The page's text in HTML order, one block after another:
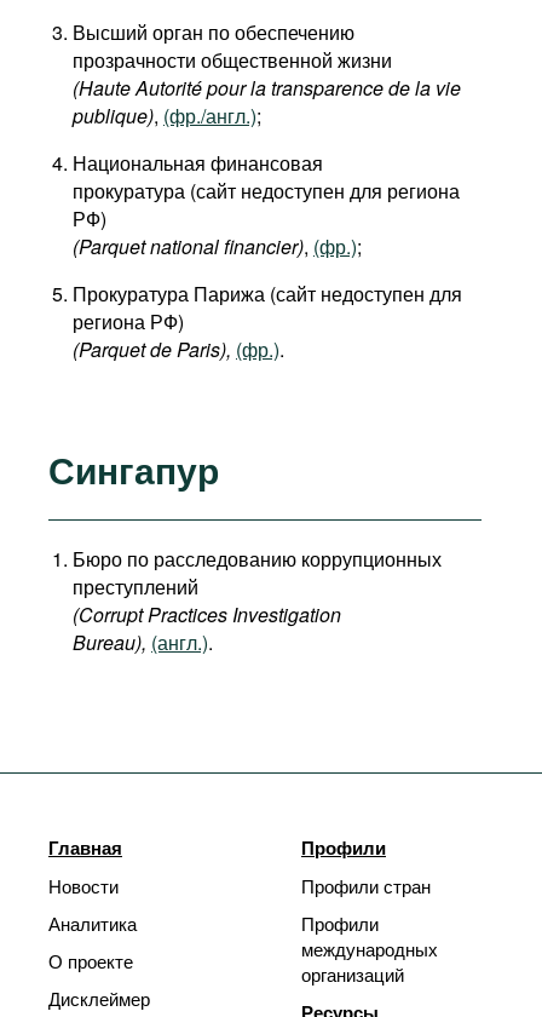
Высший орган по обеспечению
прозрачности общественной жизни
(Haute Autorité pour la transparence de la vie
publique), (фр./англ.);
Национальная финансовая
прокуратура (сайт недоступен для региона
РФ)
(Parquet national financier), (фр.);
Прокуратура Парижа (сайт недоступен для
региона РФ)
(Parquet de Paris), (фр.).
Сингапур
Бюро по расследованию коррупционных
преступлений
(Corrupt Practices Investigation
Bureau), (англ.).
Главная
Новости
Аналитика
О проекте
Дисклеймер
Профили
Профили стран
Профили
международных
организаций